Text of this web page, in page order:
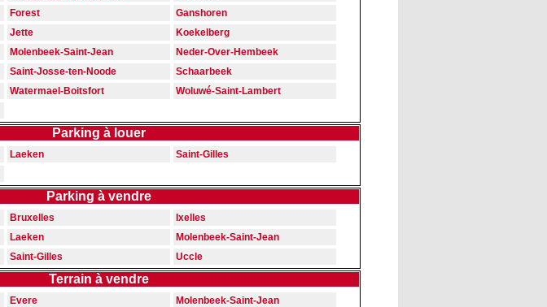
Forest
Ganshoren
Jette
Koekelberg
Molenbeek-Saint-Jean
Neder-Over-Hembeek
Saint-Josse-ten-Noode
Schaarbeek
Watermael-Boitsfort
Woluwé-Saint-Lambert
Parking à louer
Laeken
Saint-Gilles
Parking à vendre
Bruxelles
Ixelles
Laeken
Molenbeek-Saint-Jean
Saint-Gilles Uccle
Terrain à vendre
Evere Molenbeek-Saint-Jean